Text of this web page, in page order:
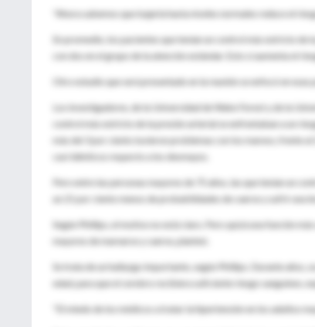
"Ahora sabemos que bajarla hasta niveles normales reduce el
En promedio, los pacientes que tenían un control más estricto
con dos en el grupo de la atención estándar. Esto sí aumenta el
Otro estudio que será presentado en la reunión se enfocó en esas
Los investigadores, de la Universidad de Wake Forest y de la
control más estricto de la presión arterial se enfrentaban a un
más del 3 por ciento tuvieron problemas con los mareos, frente
casi idénticos respecto a los desmayos.
Pero entre las personas mayores de 75 años, las que tenían un
un 21 por ciento menos de probabilidades de caerse y sufrir una
Según Phillips, el motivo no está claro. Pero quizá una función
mayores de marearse y caerse, planteó.
Se trata de un hallazgo importante, según Phillips. Durante años,
edad, para que el cerebro recibiera suficiente riesgo sanguíneo,
"El miedo de los médicos a tratar la hipertensión en los adultos